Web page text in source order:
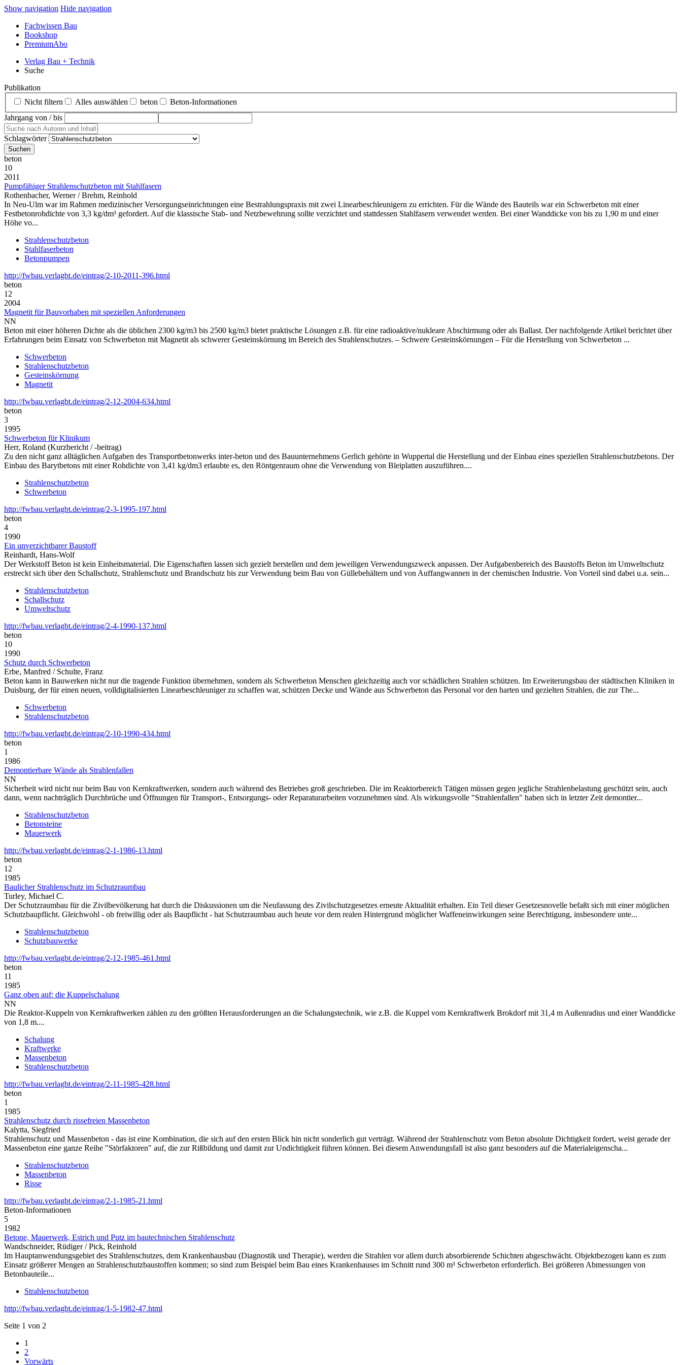
Show navigation Hide navigation
Fachwissen Bau
Bookshop
PremiumAbo
Verlag Bau + Technik
Suche
Publikation
Nicht filtern
Alles auswählen beton
Beton‑Informationen
Jahrgang von / bis
Schlagwörter
beton
10
2011
Pumpfähiger Strahlenschutzbeton mit Stahlfasern
Rothenbacher, Werner / Brehm, Reinhold
In Neu-Ulm war im Rahmen medizinischer Versorgungseinrichtungen eine Bestrahlungspraxis mit zwei Linearbeschleunigern zu errichten. Für die Wände des Bauteils war ein Schwerbeton mit einer
Festbetonrohdichte von 3,3 kg/dm³ gefordert. Auf die klassische Stab- und Netzbewehrung sollte verzichtet und stattdessen Stahlfasern verwendet werden. Bei einer Wanddicke von bis zu 1,90 m und einer
Höhe vo...
Strahlenschutzbeton
Stahlfaserbeton
Betonpumpen
http://fwbau.verlagbt.de/eintrag/2-10-2011-396.html
beton
12
2004
Magnetit für Bauvorhaben mit speziellen Anforderungen
NN
Beton mit einer höheren Dichte als die üblichen 2300 kg/m3 bis 2500 kg/m3 bietet praktische Lösungen z.B. für eine radioaktive/nukleare Abschirmung oder als Ballast. Der nachfolgende Artikel berichtet über
Erfahrungen beim Einsatz von Schwerbeton mit Magnetit als schwerer Gesteinskörnung im Bereich des Strahlenschutzes. – Schwere Gesteinskörnungen – Für die Herstellung von Schwerbeton ...
Schwerbeton
Strahlenschutzbeton
Gesteinskörnung
Magnetit
http://fwbau.verlagbt.de/eintrag/2-12-2004-634.html
beton
3
1995
Schwerbeton für Klinikum
Herr, Roland (Kurzbericht / -beitrag)
Zu den nicht ganz alltäglichen Aufgaben des Transportbetonwerks inter-beton und des Bauunternehmens Gerlich gehörte in Wuppertal die Herstellung und der Einbau eines speziellen Strahlenschutzbetons. Der
Einbau des Barytbetons mit einer Rohdichte von 3,41 kg/dm3 erlaubte es, den Röntgenraum ohne die Verwendung von Bleiplatten auszuführen....
Strahlenschutzbeton
Schwerbeton
http://fwbau.verlagbt.de/eintrag/2-3-1995-197.html
beton
4
1990
Ein unverzichtbarer Baustoff
Reinhardt, Hans-Wolf
Der Werkstoff Beton ist kein Einheitsmaterial. Die Eigenschaften lassen sich gezielt herstellen und dem jeweiligen Verwendungszweck anpassen. Der Aufgabenbereich des Baustoffs Beton im Umweltschutz
erstreckt sich über den Schallschutz, Strahlenschutz und Brandschutz bis zur Verwendung beim Bau von Güllebehältern und von Auffangwannen in der chemischen Industrie. Von Vorteil sind dabei u.a. sein...
Strahlenschutzbeton
Schallschutz
Umweltschutz
http://fwbau.verlagbt.de/eintrag/2-4-1990-137.html
beton
10
1990
Schutz durch Schwerbeton
Erbe, Manfred / Schulte, Franz
Beton kann in Bauwerken nicht nur die tragende Funktion übernehmen, sondern als Schwerbeton Menschen gleichzeitig auch vor schädlichen Strahlen schützen. Im Erweiterungsbau der städtischen Kliniken in
Duisburg, der für einen neuen, volldigitalisierten Linearbeschleuniger zu schaffen war, schützen Decke und Wände aus Schwerbeton das Personal vor den harten und gezielten Strahlen, die zur The...
Schwerbeton
Strahlenschutzbeton
http://fwbau.verlagbt.de/eintrag/2-10-1990-434.html
beton
1
1986
Demontierbare Wände als Strahlenfallen
NN
Sicherheit wird nicht nur beim Bau von Kernkraftwerken, sondern auch während des Betriebes groß geschrieben. Die im Reaktorbereich Tätigen müssen gegen jegliche Strahlenbelastung geschützt sein, auch
dann, wenn nachträglich Durchbrüche und Öffnungen für Transport-, Entsorgungs- oder Reparaturarbeiten vorzunehmen sind. Als wirkungsvolle "Strahlenfallen" haben sich in letzter Zeit demontier...
Strahlenschutzbeton
Betonsteine
Mauerwerk
http://fwbau.verlagbt.de/eintrag/2-1-1986-13.html
beton
12
1985
Baulicher Strahlenschutz im Schutzraumbau
Turley, Michael C.
Der Schutzraumbau für die Zivilbevölkerung hat durch die Diskussionen um die Neufassung des Zivilschutzgesetzes erneute Aktualität erhalten. Ein Teil dieser Gesetzesnovelle befaßt sich mit einer möglichen
Schutzbaupflicht. Gleichwohl - ob freiwillig oder als Baupflicht - hat Schutzraumbau auch heute vor dem realen Hintergrund möglicher Waffeneinwirkungen seine Berechtigung, insbesondere unte...
Strahlenschutzbeton
Schutzbauwerke
http://fwbau.verlagbt.de/eintrag/2-12-1985-461.html
beton
11
1985
Ganz oben auf: die Kuppelschalung
NN
Die Reaktor-Kuppeln von Kernkraftwerken zählen zu den größten Herausforderungen an die Schalungstechnik, wie z.B. die Kuppel vom Kernkraftwerk Brokdorf mit 31,4 m Außenradius und einer Wanddicke
von 1,8 m....
Schalung
Kraftwerke
Massenbeton
Strahlenschutzbeton
http://fwbau.verlagbt.de/eintrag/2-11-1985-428.html
beton
1
1985
Strahlenschutz durch rissefreien Massenbeton
Kalytta, Siegfried
Strahlenschutz und Massenbeton - das ist eine Kombination, die sich auf den ersten Blick hin nicht sonderlich gut verträgt. Während der Strahlenschutz vom Beton absolute Dichtigkeit fordert, weist gerade der
Massenbeton eine ganze Reihe "Störfaktoren" auf, die zur Rißbildung und damit zur Undichtigkeit führen können. Bei diesem Anwendungsfall ist also ganz besonders auf die Materialeigenscha...
Strahlenschutzbeton
Massenbeton
Risse
http://fwbau.verlagbt.de/eintrag/2-1-1985-21.html
Beton‑Informationen
5
1982
Betone, Mauerwerk, Estrich und Putz im bautechnischen Strahlenschutz
Wandschneider, Rüdiger / Pick, Reinhold
Im Hauptanwendungsgebiet des Strahlenschutzes, dem Krankenhausbau (Diagnostik und Therapie), werden die Strahlen vor allem durch absorbierende Schichten abgeschwächt. Objektbezogen kann es zum
Einsatz größerer Mengen an Strahlenschutzbaustoffen kommen; so sind zum Beispiel beim Bau eines Krankenhauses im Schnitt rund 300 m³ Schwerbeton erforderlich. Bei größeren Abmessungen von
Betonbauteile...
Strahlenschutzbeton
http://fwbau.verlagbt.de/eintrag/1-5-1982-47.html
Seite 1 von 2
1
2
Vorwärts